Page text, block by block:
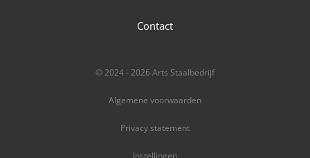
Contact
© 2024 - 2026 Arts Staalbedrijf
Algemene voorwaarden
Privacy statement
Instellingen